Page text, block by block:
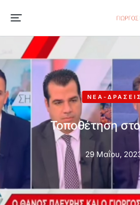
ΝΈΑ-ΔΡΆΣΕΙΣ
Τοποθέτηση
29 Μαΐου,